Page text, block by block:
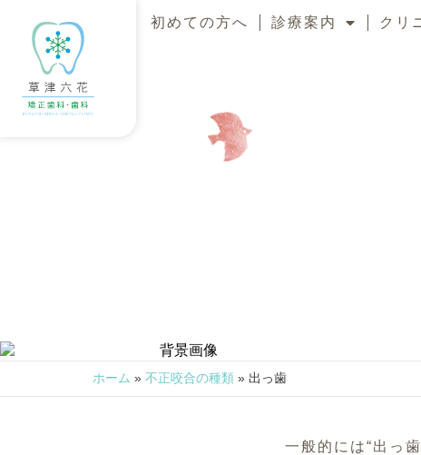
初めての方へ 診療案内 クリ
ホーム » 不正咬合の種類 » 出っ歯
一般的には“出っ